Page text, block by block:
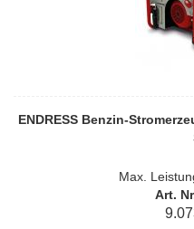
ENDRESS Benzin-
Max.
Art.